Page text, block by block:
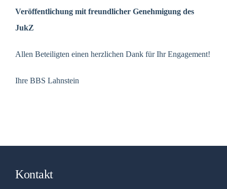
Veröffentlichung mit freundlicher Genehmigung des
JukZ
Allen Beteiligten einen herzlichen Dank für Ihr Engagement!
Ihre BBS Lahnstein
Kontakt